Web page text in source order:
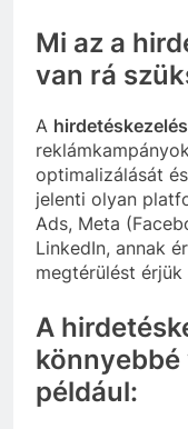
Mi az a
van rá
A hirdetéskezelés
optimalizálását
jelenti olyan
Ads, Meta
LinkedIn, annak
megtérülést
A
például: